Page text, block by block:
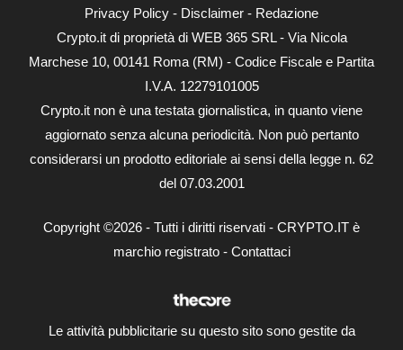
Privacy Policy - Disclaimer - Redazione
Crypto.it di proprietà di WEB 365 SRL - Via Nicola
Marchese 10, 00141 Roma (RM) - Codice Fiscale e Partita
I.V.A. 12279101005
Crypto.it non è una testata giornalistica, in quanto viene
aggiornato senza alcuna periodicità. Non può pertanto
considerarsi un prodotto editoriale ai sensi della legge n. 62
del 07.03.2001
Copyright ©2026 - Tutti i diritti riservati - CRYPTO.IT è
marchio registrato - Contattaci
Le attività pubblicitarie su questo sito sono gestite da